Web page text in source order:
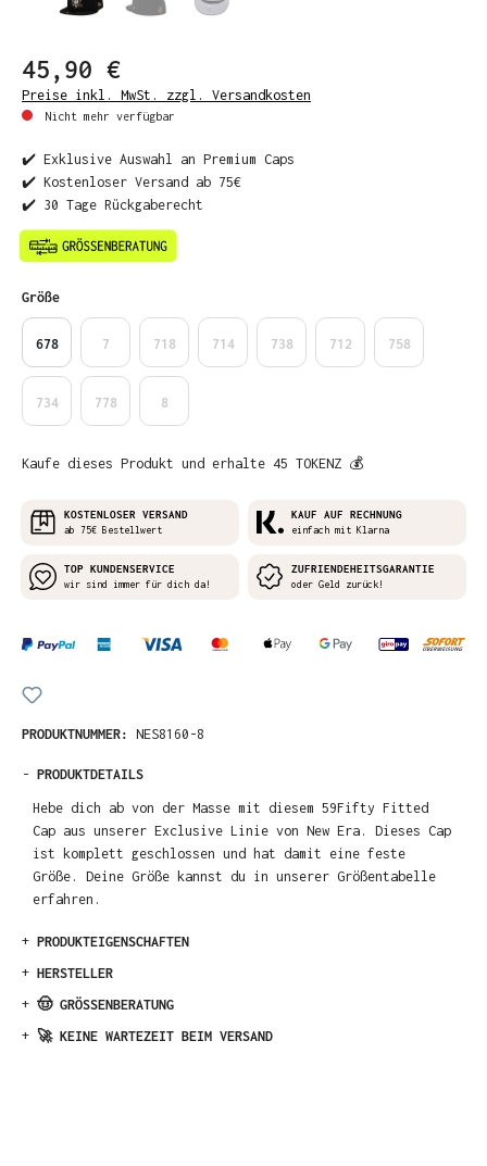
45,90 €
Preise inkl. MwSt. zzgl. Versandkosten
Nicht mehr verfügbar
✔️ Exklusive Auswahl an Premium Caps
✔️ Kostenloser Versand ab 75€
✔️ 30 Tage Rückgaberecht
Größeauswählen
678 7 718 714 738 712 758
734 778 8
Kaufe dieses Produkt und erhalte 45 TOKENZ 💰
KOSTENLOSER VERSAND
ab 75€ Bestellwert
KAUF AUF RECHNUNG
einfach mit Klarna
TOP KUNDENSERVICE
wir sind immer für dich da!
ZUFRIENDEHEITSGARANTIE
oder Geld zurück!
PRODUKTNUMMER: NES8160-8
- PRODUKTDETAILS
Hebe dich ab von der Masse mit diesem 59Fifty Fitted
Cap aus unserer Exclusive Linie von New Era. Dieses Cap
ist komplett geschlossen und hat damit eine feste
Größe. Deine Größe kannst du in unserer Größentabelle
erfahren.
+ PRODUKTEIGENSCHAFTEN
+ HERSTELLER
+ 🤠 GRÖSSENBERATUNG
+ 🚀 KEINE WARTEZEIT BEIM VERSAND